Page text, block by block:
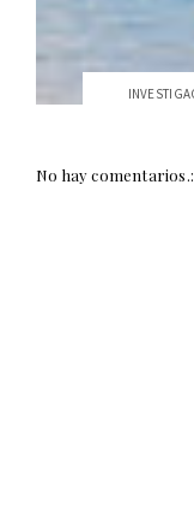
No hay comentarios.: